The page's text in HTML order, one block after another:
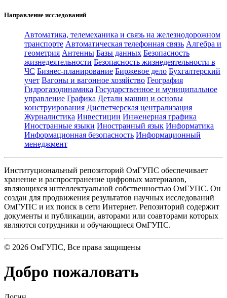
Направление исследований
Автоматика, телемеханика и связь на железнодорожном
транспорте Автоматическая телефонная связь Алгебра и
геометрия Антенны Базы данных Безопасность
жизнедеятельности Безопасность жизнедеятельности в
ЧС Бизнес-планирование Биржевое дело Бухгалтерский
учет Вагоны и вагонное хозяйство География
Гидрогазодинамика Государственное и муниципальное
управление Графика Детали машин и основы
конструирования Диспетчерская централизация
Журналистика Инвестиции Инженерная графика
Иностранные языки Иностранный язык Информатика
Информационная безопасность Информационный
менеджмент
Институциональный репозиторий ОмГУПС обеспечивает
хранение и распространение цифровых материалов,
являющихся интеллектуальной собственностью ОмГУПС. Он
создан для продвижения результатов научных исследований
ОмГУПС и их поиск в сети Интернет. Репозиторий содержит
документы и публикации, авторами или соавторами которых
являются сотрудники и обучающиеся ОмГУПС.
© 2026 ОмГУПС, Все права защищены
Добро пожаловать